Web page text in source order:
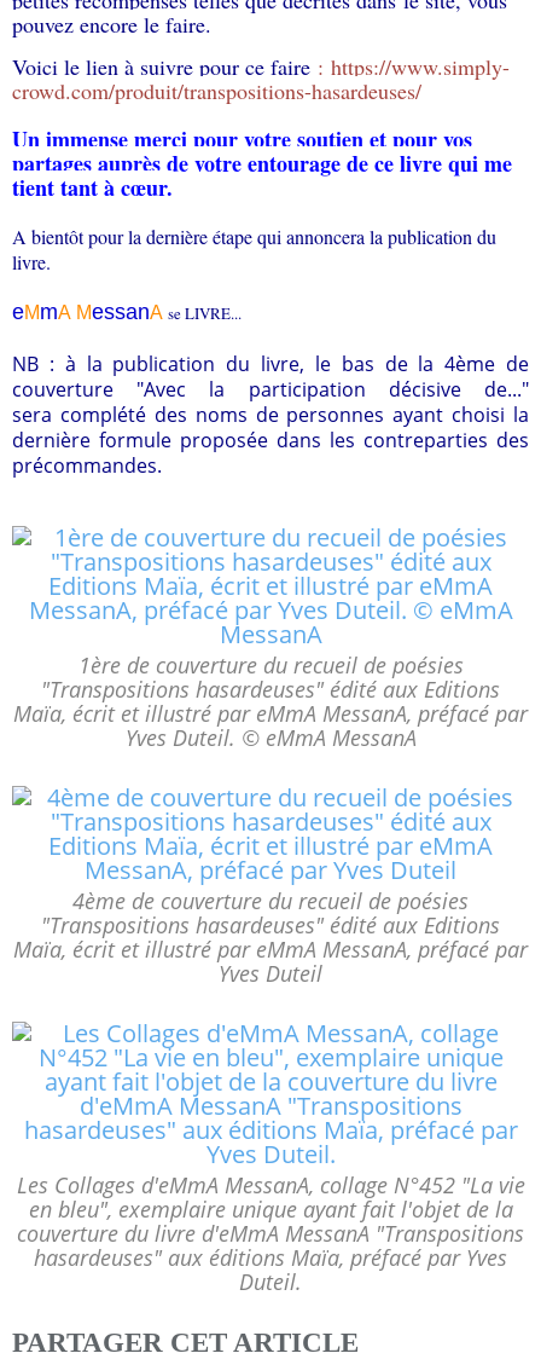
pouvez encore le faire.
Voici le lien à suivre pour ce faire : https://www.simply-
crowd.com/produit/transpositions-hasardeuses/
Un immense merci pour votre soutien et pour vos
partages auprès de votre entourage de ce livre qui me
tient tant àcœur.
A bientôt pour la dernière étape qui annoncera la publication du
livre.
eMmA MessanA se LIVRE...
NB : à la publication du livre, le bas de la 4ème de
couverture "Avec la participation décisive de..."
sera complété des noms de personnes ayant choisi la
dernière formule proposée dans les contreparties des
précommandes.
1ère de couverture du recueil de poésies
"Transpositions hasardeuses" édité aux Editions
Maïa, écrit et illustré par eMmA MessanA, préfacé par
Yves Duteil. © eMmA MessanA
4ème de couverture du recueil de poésies
"Transpositions hasardeuses" édité aux Editions
Maïa, écrit et illustré par eMmA MessanA, préfacé par
Yves Duteil
Les Collages d'eMmA MessanA, collage N°452 "La vie
en bleu", exemplaire unique ayant fait l'objet de la
couverture du livre d'eMmA MessanA "Transpositions
hasardeuses" aux éditions Maïa, préfacé par Yves
Duteil.
PARTAGER CET ARTICLE